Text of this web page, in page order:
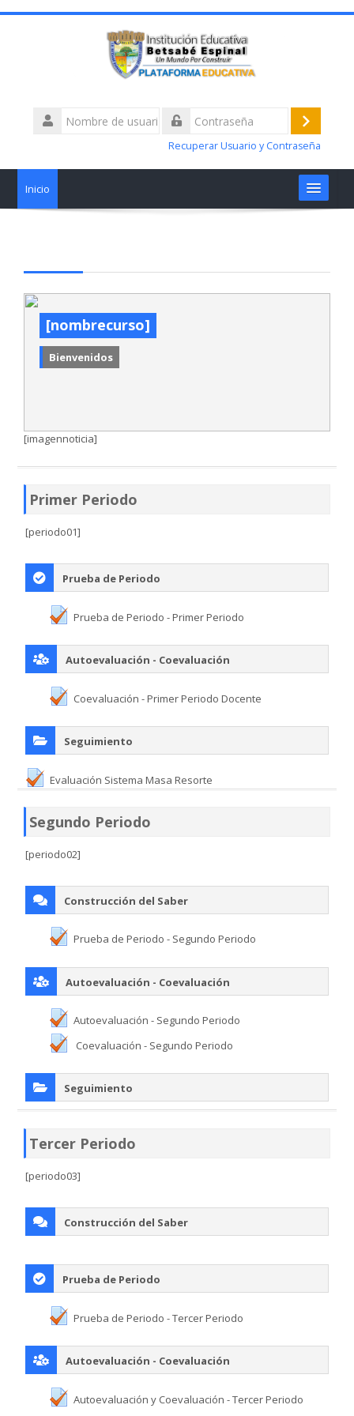
Nombre
de
Acceder
Recuperar Usuario y Contraseña
Inicio
Talleres alertas académicas
¿Tiene Dificultades?
Nosotros
WhatsApp Institucional
Búsqueda
[nombrecurso]
Bienvenidos
[imagennoticia]
Primer Periodo
[periodo01]
Prueba de Periodo
Prueba de Periodo - Primer Periodo
Autoevaluación - Coevaluación
Coevaluación - Primer Periodo Docente
Seguimiento
Evaluación Sistema Masa Resorte
Segundo Periodo
[periodo02]
Construcción del Saber
Prueba de Periodo - Segundo Periodo
Autoevaluación - Coevaluación
Autoevaluación - Segundo Periodo
Coevaluación - Segundo Periodo
Seguimiento
Tercer Periodo
[periodo03]
Construcción del Saber
Prueba de Periodo
Prueba de Periodo - Tercer Periodo
Autoevaluación - Coevaluación
Autoevaluación y Coevaluación - Tercer Periodo